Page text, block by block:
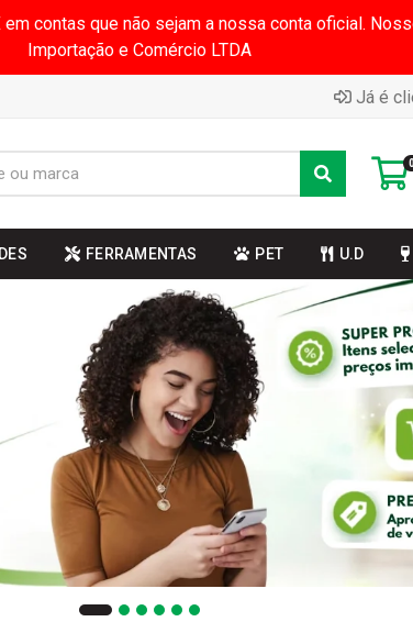
contas que não sejam a nossa conta oficial.
Importação e Comércio LTDA
Já é
0
FERRAMENTAS PET U.D